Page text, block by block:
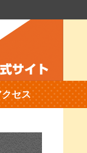
クセス